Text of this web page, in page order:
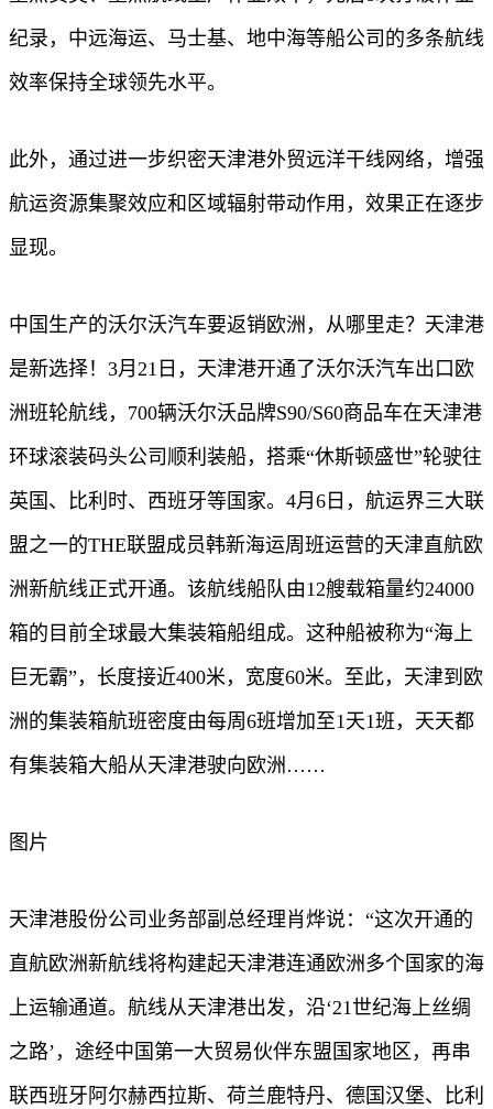
纪录，中远海运、马士基、地中海等船公司的多条航线
效率保持全球领先水平。
此外，通过进一步织密天津港外贸远洋干线网络，增强
航运资源集聚效应和区域辐射带动作用，效果正在逐步
显现。
中国生产的沃尔沃汽车要返销欧洲，从哪里走？天津港
是新选择！3月21日，天津港开通了沃尔沃汽车出口欧
洲班轮航线，700辆沃尔沃品牌S90/S60商品车在天津港
环球滚装码头公司顺利装船，搭乘“休斯顿盛世”轮驶往
英国、比利时、西班牙等国家。4月6日，航运界三大联
盟之一的THE联盟成员韩新海运周班运营的天津直航欧
洲新航线正式开通。该航线船队由12艘载箱量约24000
箱的目前全球最大集装箱船组成。这种船被称为“海上
巨无霸”，长度接近400米，宽度60米。至此，天津到欧
洲的集装箱航班密度由每周6班增加至1天1班，天天都
有集装箱大船从天津港驶向欧洲……
图片
天津港股份公司业务部副总经理肖烨说：“这次开通的
直航欧洲新航线将构建起天津港连通欧洲多个国家的海
上运输通道。航线从天津港出发，沿‘21世纪海上丝绸
之路’，途经中国第一大贸易伙伴东盟国家地区，再串
联西班牙阿尔赫西拉斯、荷兰鹿特丹、德国汉堡、比利